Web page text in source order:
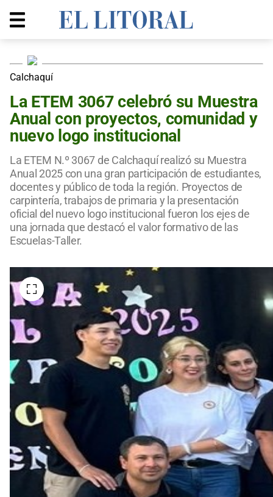
Calchaquí
La ETEM 3067 celebró su Muestra
Anual con proyectos, comunidad y
nuevo logo institucional
La ETEM N.º 3067 de Calchaquí realizó su Muestra
Anual 2025 con una gran participación de estudiantes,
docentes y público de toda la región. Proyectos de
carpintería, trabajos de primaria y la presentación
oficial del nuevo logo institucional fueron los ejes de
una jornada que destacó el valor formativo de las
Escuelas-Taller.